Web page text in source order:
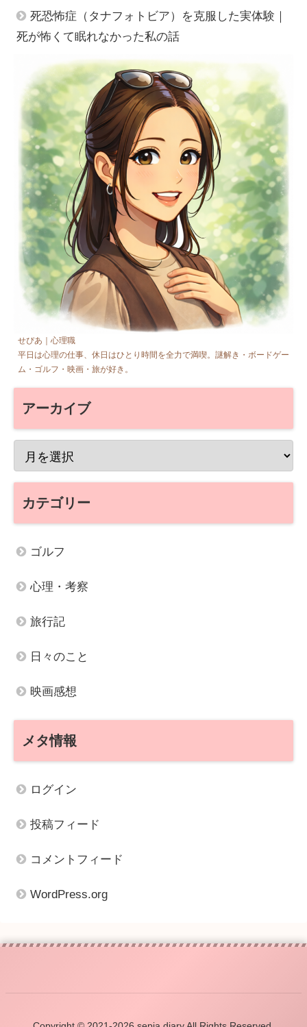
死恐怖症（タナフォトビア）を克服した実体験｜
死が怖くて眠れなかった私の話
せぴあ｜心理職
平日は心理の仕事、休日はひとり時間を全力で満喫。謎解き・ボードゲー
ム・ゴルフ・映画・旅が好き。
アーカイブ
カテゴリー
ゴルフ
心理・考察
旅行記
日々のこと
映画感想
メタ情報
ログイン
投稿フィード
コメントフィード
WordPress.org